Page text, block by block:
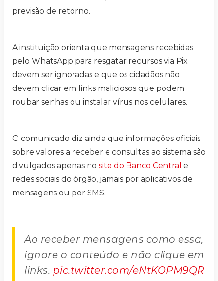
previsão de retorno.
A instituição orienta que mensagens recebidas
pelo WhatsApp para resgatar recursos via Pix
devem ser ignoradas e que os cidadãos não
devem clicar em links maliciosos que podem
roubar senhas ou instalar vírus nos celulares.
O comunicado diz ainda que informações oficiais
sobre valores a receber e consultas ao sistema são
divulgados apenas no site do Banco Central e
redes sociais do órgão, jamais por aplicativos de
mensagens ou por SMS.
Ao receber mensagens como essa,
ignore o conteúdo e não clique em
links. pic.twitter.com/eNtKOPM9QR